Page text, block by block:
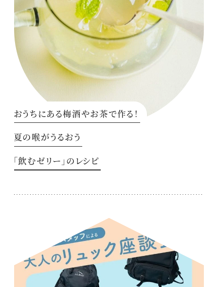
おうちにある梅酒やお茶で作る！
夏の喉がうるおう
「飲むゼリー」のレシピ